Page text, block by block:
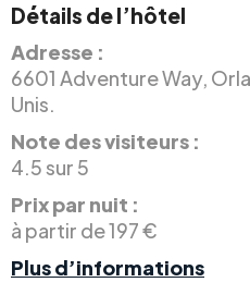
Détails de l’hôtel
Adresse :
6601 Adventure Way,
Unis.
Note des visiteurs :
4.5 sur 5
Prix par nuit :
à partir de 197 €
Plus d’informations